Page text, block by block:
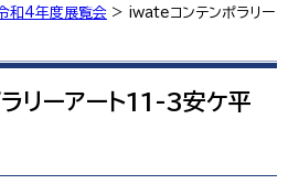
和4年度展覧会 > iwateコンテンポラリー
リーアート11-3安ケ平